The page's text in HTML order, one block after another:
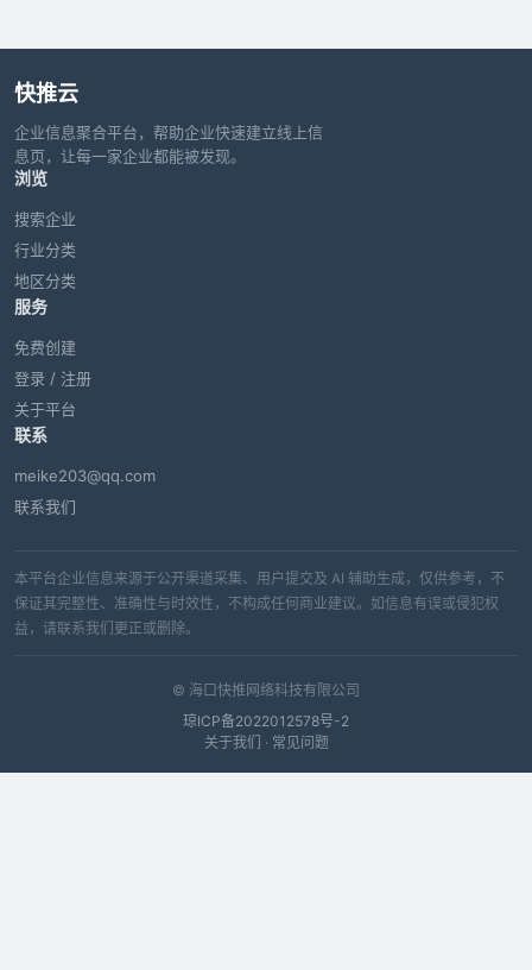
快推云
企业信息聚合平台，帮助企业快速建立线上信
息页，让每一家企业都能被发现。
浏览
搜索企业
行业分类
地区分类
服务
免费创建
登录 / 注册
关于平台
联系
meike203@qq.com
联系我们
本平台企业信息来源于公开渠道采集、用户提交及 AI 辅助生成，仅供参考，不
保证其完整性、准确性与时效性，不构成任何商业建议。如信息有误或侵犯权
益，请联系我们更正或删除。
© 海口快推网络科技有限公司
琼ICP备2022012578号-2
关于我们 · 常见问题